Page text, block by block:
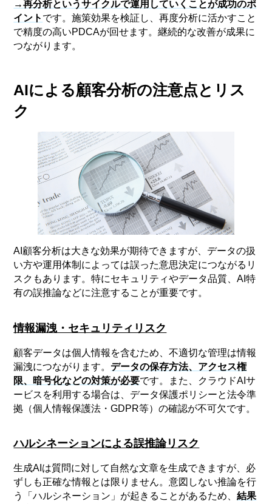
→再分析というサイクルで運用していくことが成功のポ
イント です。施策効果を検証し、再度分析に活かすこと
で精度の高いPDCAが回せます。継続的な改善が成果に
つながります。
AIによる顧客分析の注意点とリス
ク
AI顧客分析は大きな効果が期待できますが、データの扱
い方や運用体制によっては誤った意思決定につながるリ
スクもあります。特にセキュリティやデータ品質、AI特
有の誤推論などに注意することが重要です。
情報漏洩・セキュリティリスク
顧客データは個人情報を含むため、不適切な管理は情報
漏洩につながります。データの保存方法、アクセス権
限、暗号化などの対策が必要です。また、クラウドAIサ
ービスを利用する場合は、データ保護ポリシーと法令準
拠（個人情報保護法・GDPR等）の確認が不可欠です。
ハルシネーションによる誤推論リスク
生成AIは質問に対して自然な文章を生成できますが、必
ずしも正確な情報とは限りません。意図しない推論を行
う「ハルシネーション」が起きることがあるため、結果